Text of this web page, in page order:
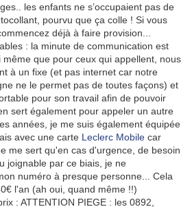
les enfants ne s’occupaient pas de
pourvu que ça colle ! Si vous
déjà à faire provision...
: la minute de communication est
que pour ceux qui appellent, nous
à un fixe (et pas internet car notre
ne le permet pas de toutes façons) et
pour son travail afin de pouvoir
sert également pour appeler un autre
années, je me suis également équipée
avec une carte Leclerc Mobile car
me sert qu'en cas d'urgence, de besoin
joignable par ce biais, je ne
numéro à presque personne... Cela
l'an (ah oui, quand même !!)
: ATTENTION PIEGE : les 0892,